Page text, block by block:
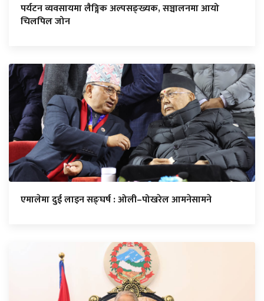
पर्यटन व्यवसायमा लैङ्गिक अल्पसङ्ख्यक, सञ्चालनमा आयो
चिलपिल जोन
एमालेमा दुई लाइन सङ्घर्ष : ओली–पोखरेल आमनेसामने